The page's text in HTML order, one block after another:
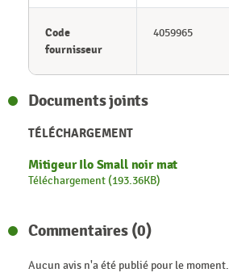
Code
fournisseur
4059965
Documents joints
TÉLÉCHARGEMENT
Mitigeur Ilo Small noir mat
Téléchargement (193.36KB)
Commentaires (0)
Aucun avis n'a été publié pour le moment.